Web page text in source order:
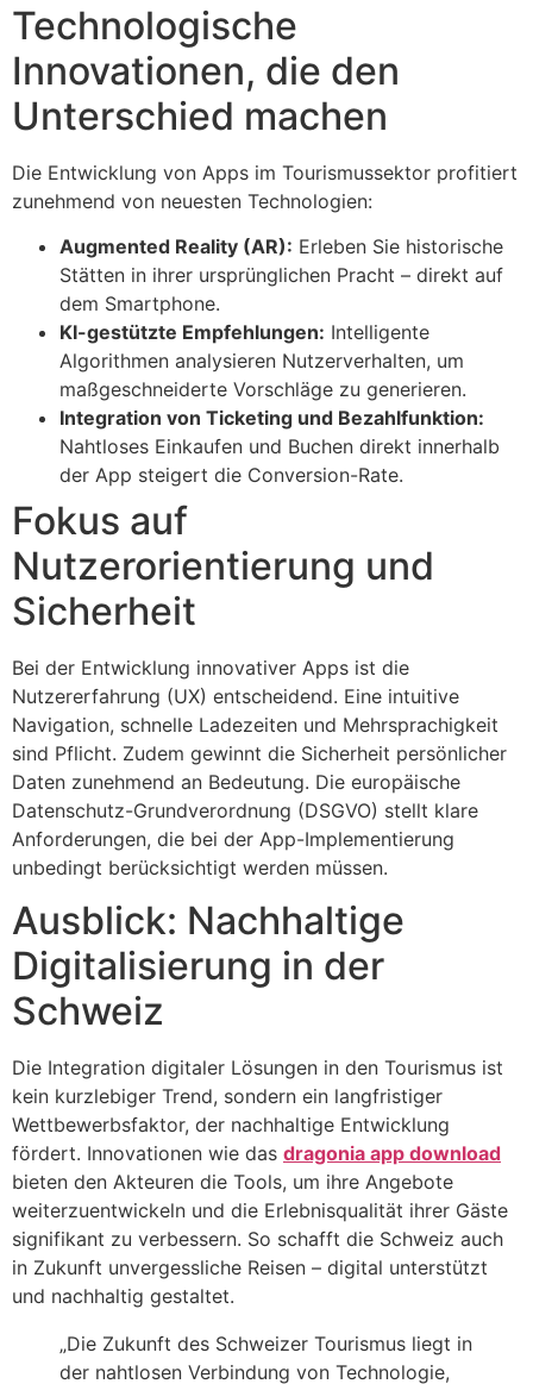
Technologische
Innovationen, die den
Unterschied machen
Die Entwicklung von Apps im Tourismussektor profitiert
zunehmend von neuesten Technologien:
Augmented Reality (AR): Erleben Sie historische
Stätten in ihrer ursprünglichen Pracht – direkt auf
dem Smartphone.
KI-gestützte Empfehlungen: Intelligente
Algorithmen analysieren Nutzerverhalten, um
maßgeschneiderte Vorschläge zu generieren.
Integration von Ticketing und Bezahlfunktion:
Nahtloses Einkaufen und Buchen direkt innerhalb
der App steigert die Conversion-Rate.
Fokus auf
Nutzerorientierung und
Sicherheit
Bei der Entwicklung innovativer Apps ist die
Nutzererfahrung (UX) entscheidend. Eine intuitive
Navigation, schnelle Ladezeiten und Mehrsprachigkeit
sind Pflicht. Zudem gewinnt die Sicherheit persönlicher
Daten zunehmend an Bedeutung. Die europäische
Datenschutz-Grundverordnung (DSGVO) stellt klare
Anforderungen, die bei der App-Implementierung
unbedingt berücksichtigt werden müssen.
Ausblick: Nachhaltige
Digitalisierung in der
Schweiz
Die Integration digitaler Lösungen in den Tourismus ist
kein kurzlebiger Trend, sondern ein langfristiger
Wettbewerbsfaktor, der nachhaltige Entwicklung
fördert. Innovationen wie das dragonia app download
bieten den Akteuren die Tools, um ihre Angebote
weiterzuentwickeln und die Erlebnisqualität ihrer Gäste
signifikant zu verbessern. So schafft die Schweiz auch
in Zukunft unvergessliche Reisen – digital unterstützt
und nachhaltig gestaltet.
„Die Zukunft des Schweizer Tourismus liegt in
der nahtlosen Verbindung von Technologie,